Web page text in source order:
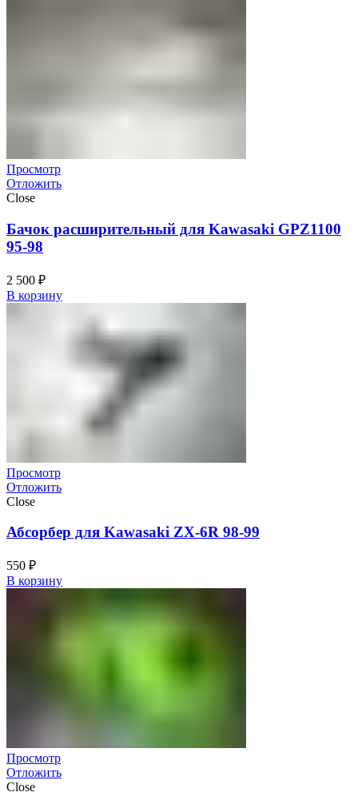
Просмотр
Отложить
Close
Бачок расширительный для Kawasaki GPZ1100
95-98
2 500 ₽
В корзину
Просмотр
Отложить
Close
Абсорбер для Kawasaki ZX-6R 98-99
550 ₽
В корзину
Просмотр
Отложить
Close